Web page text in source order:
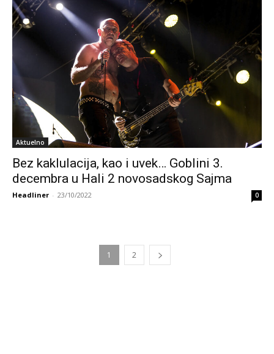
Aktuelno
Bez kaklulacija, kao i uvek… Goblini 3.
decembra u Hali 2 novosadskog Sajma
Headliner - 23/10/2022 0
1 2